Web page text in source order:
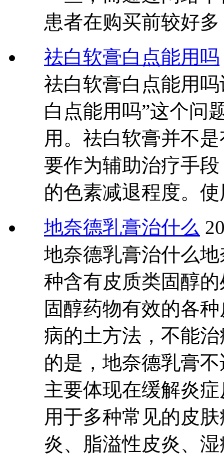
患者在购买前较好多
祛白软膏白点能用吗
祛白软膏白点能用
白点能用吗”这个问
用。祛白软膏并不
要作为辅助治疗手
的色素减退程度。
地奈德乳膏治什么
地奈德乳膏治什么
种含有皮质类固醇
固醇药物有效的各
病的土方法，不能
的是，地奈德乳膏
主要体现在缓解炎
用于多种常见的皮
炎、脂溢性皮炎、